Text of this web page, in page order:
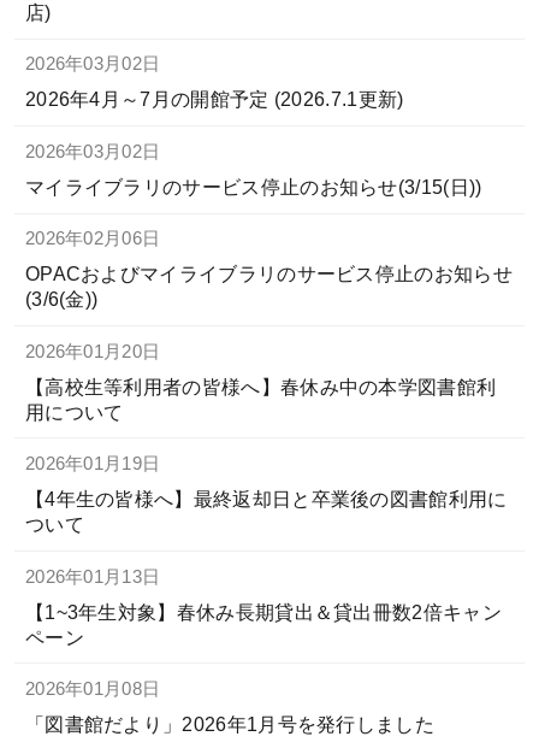
店)
2026年03月02日
2026年4月～7月の開館予定 (2026.7.1更新)
2026年03月02日
マイライブラリのサービス停止のお知らせ(3/15(日))
2026年02月06日
OPACおよびマイライブラリのサービス停止のお知らせ
(3/6(金))
2026年01月20日
【高校生等利用者の皆様へ】春休み中の本学図書館利
用について
2026年01月19日
【4年生の皆様へ】最終返却日と卒業後の図書館利用に
ついて
2026年01月13日
【1~3年生対象】春休み長期貸出＆貸出冊数2倍キャン
ペーン
2026年01月08日
「図書館だより」2026年1月号を発行しました